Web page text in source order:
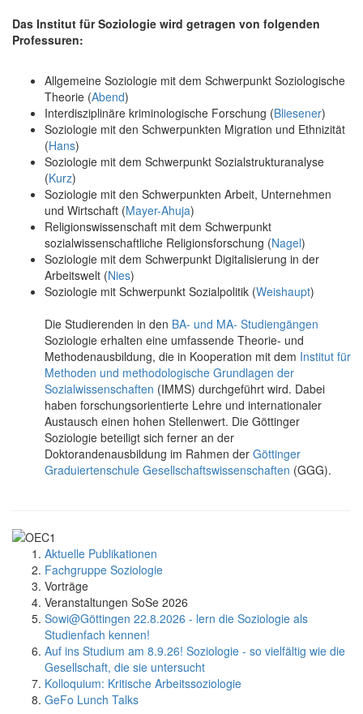
Das Institut für Soziologie wird getragen von folgenden
Professuren:
Allgemeine Soziologie mit dem Schwerpunkt Soziologische
Theorie (Abend)
Interdisziplinäre kriminologische Forschung (Bliesener)
Soziologie mit den Schwerpunkten Migration und Ethnizität
(Hans)
Soziologie mit dem Schwerpunkt Sozialstrukturanalyse
(Kurz)
Soziologie mit den Schwerpunkten Arbeit, Unternehmen
und Wirtschaft (Mayer-Ahuja)
Religionswissenschaft mit dem Schwerpunkt
sozialwissenschaftliche Religionsforschung (Nagel)
Soziologie mit dem Schwerpunkt Digitalisierung in der
Arbeitswelt (Nies)
Soziologie mit Schwerpunkt Sozialpolitik (Weishaupt)
Die Studierenden in den BA- und MA- Studiengängen
Soziologie erhalten eine umfassende Theorie- und
Methodenausbildung, die in Kooperation mit dem Institut für
Methoden und methodologische Grundlagen der
Sozialwissenschaften (IMMS) durchgeführt wird. Dabei
haben forschungsorientierte Lehre und internationaler
Austausch einen hohen Stellenwert. Die Göttinger
Soziologie beteiligt sich ferner an der
Doktorandenausbildung im Rahmen der Göttinger
Graduiertenschule Gesellschaftswissenschaften (GGG).
Aktuelle Publikationen
Fachgruppe Soziologie
Vorträge
Veranstaltungen SoSe 2026
Sowi@Göttingen 22.8.2026 - lern die Soziologie als
Studienfach kennen!
Auf ins Studium am 8.9.26! Soziologie - so vielfältig wie die
Gesellschaft, die sie untersucht
Kolloquium: Kritische Arbeitssoziologie
GeFo Lunch Talks